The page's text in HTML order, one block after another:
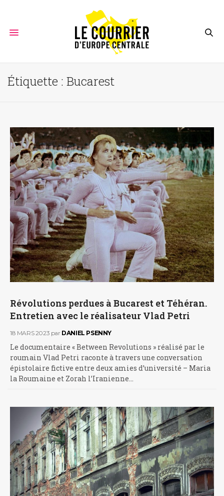
Étiquette : Bucarest
Révolutions perdues à Bucarest et Téhéran.
Entretien avec le réalisateur Vlad Petri
18 MARS 2023 par DANIEL PSENNY
Le documentaire « Between Revolutions » réalisé par le
roumain Vlad Petri raconte à travers une conversation
épistolaire fictive entre deux amies d’université – Maria
la Roumaine et Zorah l’Iranienne…